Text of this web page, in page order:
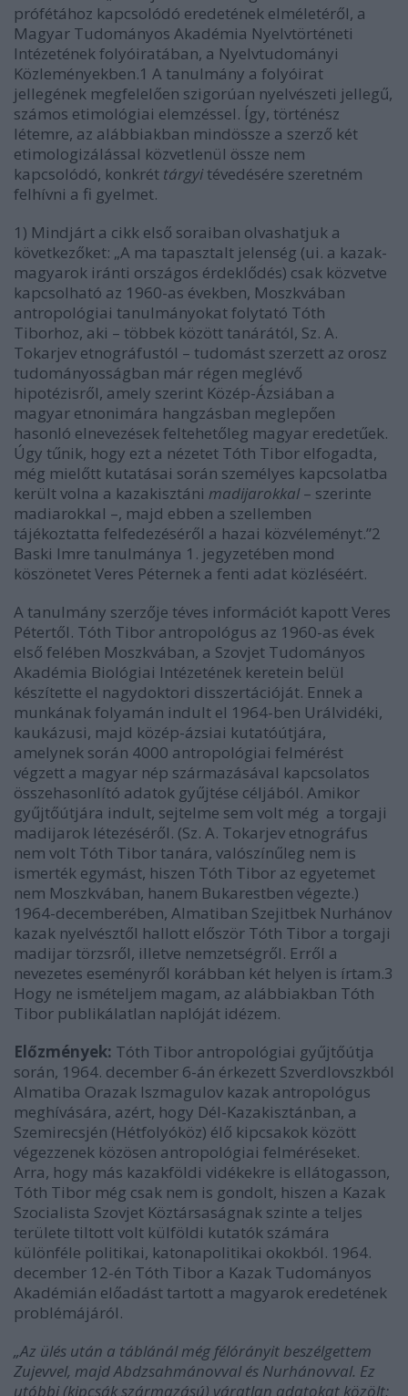
prófétához kapcsolódó eredetének elméletéről, a
Magyar Tudományos Akadémia Nyelvtörténeti
Intézetének folyóiratában, a Nyelvtudományi
Közleményekben.1 A tanulmány a folyóirat
jellegének megfelelően szigorúan nyelvészeti jellegű,
számos etimológiai elemzéssel. Így, történész
létemre, az alábbiakban mindössze a szerző két
etimologizálással közvetlenül össze nem
kapcsolódó, konkrét tárgyi tévedésére szeretném
felhívni a fi gyelmet.
1) Mindjárt a cikk első soraiban olvashatjuk a
következőket: „A ma tapasztalt jelenség (ui. a kazak-
magyarok iránti országos érdeklődés) csak közvetve
kapcsolható az 1960-as években, Moszkvában
antropológiai tanulmányokat folytató Tóth
Tiborhoz, aki – többek között tanárától, Sz. A.
Tokarjev etnográfustól – tudomást szerzett az orosz
tudományosságban már régen meglévő
hipotézisről, amely szerint Közép-Ázsiában a
magyar etnonimára hangzásban meglepően
hasonló elnevezések feltehetőleg magyar eredetűek.
Úgy tűnik, hogy ezt a nézetet Tóth Tibor elfogadta,
még mielőtt kutatásai során személyes kapcsolatba
került volna a kazakisztáni madijarokkal– szerinte
madiarokkal –, majd ebben a szellemben
tájékoztatta felfedezéséről a hazai közvéleményt.”2
Baski Imre tanulmánya 1. jegyzetében mond
köszönetet Veres Péternek a fenti adat közléséért.
A tanulmány szerzője téves információt kapott Veres
Pétertől. Tóth Tibor antropológus az 1960-as évek
első felében Moszkvában, a Szovjet Tudományos
Akadémia Biológiai Intézetének keretein belül
készítette el nagydoktori disszertációját. Ennek a
munkának folyamán indult el 1964-ben Urálvidéki,
kaukázusi, majd közép-ázsiai kutatóútjára,
amelynek során 4000 antropológiai felmérést
végzett a magyar nép származásával kapcsolatos
összehasonlító adatok gyűjtése céljából. Amikor
gyűjtőútjára indult, sejtelme sem volt még a torgaji
madijarok létezéséről. (Sz. A. Tokarjev etnográfus
nem volt Tóth Tibor tanára, valószínűleg nem is
ismerték egymást, hiszen Tóth Tibor az egyetemet
nem Moszkvában, hanem Bukarestben végezte.)
1964-decemberében, Almatiban Szejitbek Nurhánov
kazak nyelvésztől hallott először Tóth Tibor a torgaji
madijar törzsről, illetve nemzetségről. Erről a
nevezetes eseményről korábban két helyen is írtam.3
Hogy ne ismételjem magam, az alábbiakban Tóth
Tibor publikálatlan naplóját idézem.
Előzmények: Tóth Tibor antropológiai gyűjtőútja
során, 1964. december 6-án érkezett Szverdlovszkból
Almatiba Orazak Iszmagulov kazak antropológus
meghívására, azért, hogy Dél-Kazakisztánban, a
Szemirecsjén (Hétfolyóköz) élő kipcsakok között
végezzenek közösen antropológiai felméréseket.
Arra, hogy más kazakföldi vidékekre is ellátogasson,
Tóth Tibor még csak nem is gondolt, hiszen a Kazak
Szocialista Szovjet Köztársaságnak szinte a teljes
területe tiltott volt külföldi kutatók számára
különféle politikai, katonapolitikai okokból. 1964.
december 12-én Tóth Tibor a Kazak Tudományos
Akadémián előadást tartott a magyarok eredetének
problémájáról.
„Az ülés után a táblánál még félórányit beszélgettem
Zujevvel, majd Abdzsahmánovval és Nurhánovval. Ez
utóbbi (kipcsák származású) váratlan adatokat közölt: